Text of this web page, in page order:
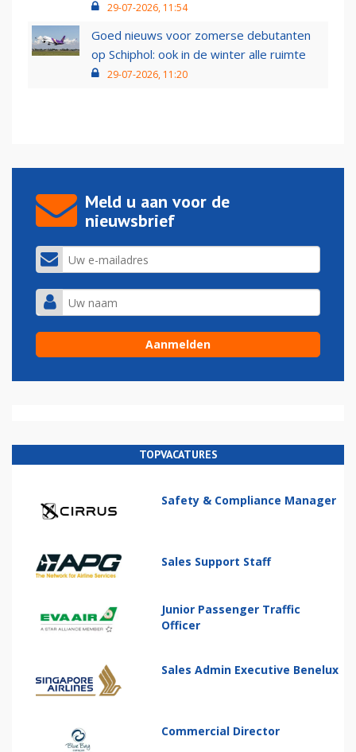
29-07-2026, 11:54
Goed nieuws voor zomerse debutanten
op Schiphol: ook in de winter alle ruimte
29-07-2026, 11:20
Meld u aan voor de
nieuwsbrief
TOPVACATURES
Safety & Compliance Manager
Sales Support Staff
Junior Passenger Traffic
Officer
Sales Admin Executive Benelux
Commercial Director